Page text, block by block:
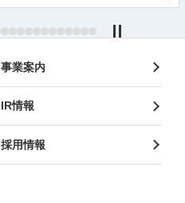
事業案内
IR情報
採用情報